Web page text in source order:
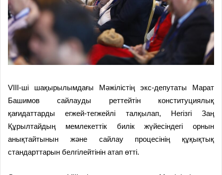
VIII-ші шақырылымдағы Мәжілістің экс-депутаты Марат
Башимов сайлауды реттейтін конституциялық
қағидаттарды егжей-тегжейлі талқылап, Негізгі Заң
Құрылтайдың мемлекеттік билік жүйесіндегі орнын
анықтайтынын және сайлау процесінің құқықтық
стандарттарын белгілейтінін атап өтті.